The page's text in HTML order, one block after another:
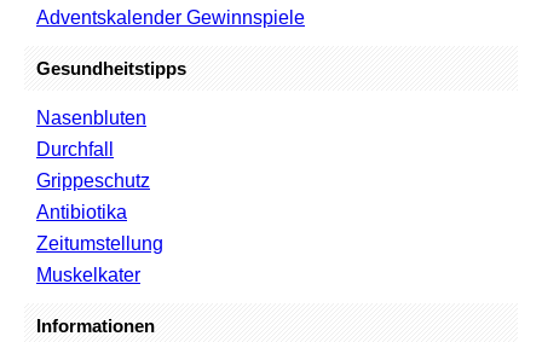
Adventskalender Gewinnspiele
Gesundheitstipps
Nasenbluten
Durchfall
Grippeschutz
Antibiotika
Zeitumstellung
Muskelkater
Informationen